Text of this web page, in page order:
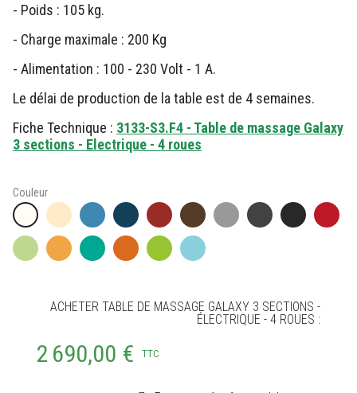
- Poids : 105 kg.
- Charge maximale : 200 Kg
- Alimentation : 100 - 230 Volt - 1 A.
Le délai de production de la table est de 4 semaines.
Fiche Technique : 3133-S3.F4 - Table de massage Galaxy
3 sections - Electrique - 4 roues
Couleur
ACHETER TABLE DE MASSAGE GALAXY 3 SECTIONS -
ÉLECTRIQUE - 4 ROUES :
2 690,00 € TTC